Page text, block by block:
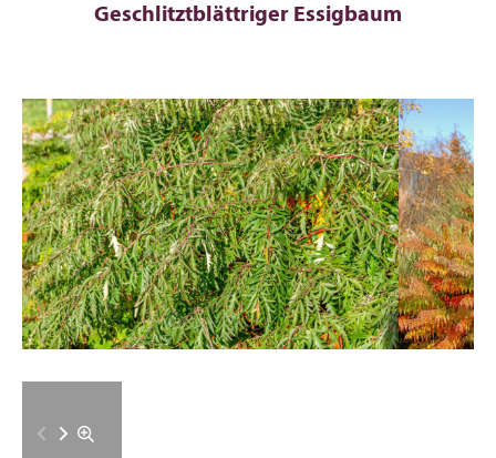
Geschlitztblättriger Essigbaum